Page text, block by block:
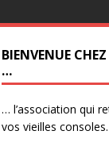
BIENVENUE
…
… l’association qui
vos vieilles consoles.